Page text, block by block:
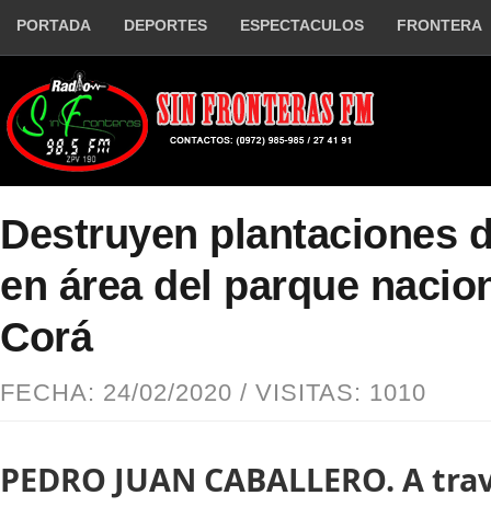
PORTADA DEPORTES ESPECTACULOS FRONTERA
Destruyen plantaciones
en área del parque
Corá
FECHA: 24/02/2020 / VISITAS: 1010
PEDRO JUAN CABALLERO. A